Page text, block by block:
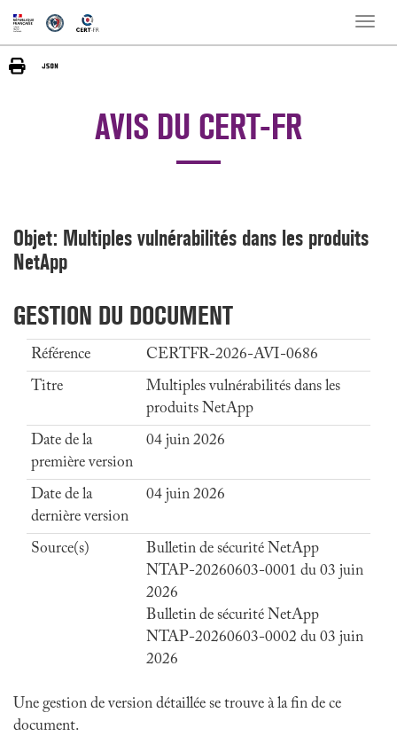
Toggle
AVIS DU CERT-FR
Objet: Multiples vulnérabilités dans les produits
NetApp
GESTION DU DOCUMENT
Référence
CERTFR-2026-AVI-0686
Titre
Multiples vulnérabilités dans les
produits NetApp
Date de la
première version
04 juin 2026
Date de la
dernière version
04 juin 2026
Source(s)
Bulletin de sécurité NetApp
NTAP-20260603-0001 du 03 juin
2026
Bulletin de sécurité NetApp
NTAP-20260603-0002 du 03 juin
2026
Une gestion de version détaillée se trouve à la fin de ce
document.